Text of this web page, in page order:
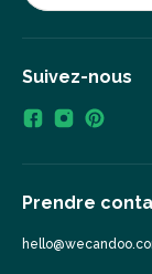
Suivez-nous
Prendre